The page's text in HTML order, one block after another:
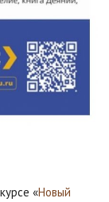
«Новый